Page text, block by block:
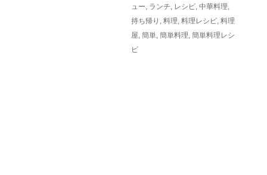
ュー, ランチ, レシピ, 中華料理,
持ち帰り , 料理, 料理レシピ, 料理
屋, 簡単, 簡単料理, 簡単料理レシ
ピ